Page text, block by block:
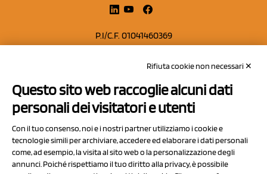
P.I/C.F. 01041460369
Capitale sociale Euro 50.000,00 i.v.
Contatti
Privacy Policy
Cookie Policy
Chi Siamo
Rifiuta cookie non necessari ✕
Questo sito web raccoglie alcuni dati
personali dei visitatori e utenti
Con il tuo consenso, noi e i nostri partner utilizziamo i cookie e
tecnologie simili per archiviare, accedere ed elaborare i dati personali
come, ad esempio, la visita al sito web o la personalizzazione degli
annunci. Poiché rispettiamo il tuo diritto alla privacy, è possibile